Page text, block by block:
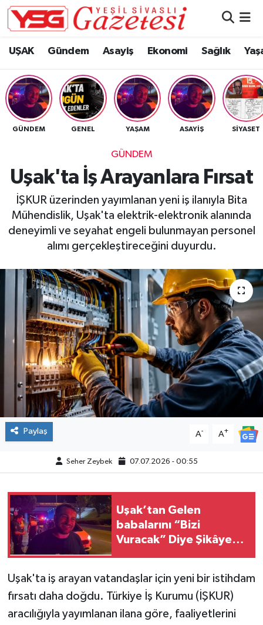
UŞAK Gündem Asayiş Ekonomi Sağlık
GÜNDEM GENEL YAŞAM ASAYIŞ SIYASET
GÜNDEM
Uşak'ta İş Arayanlara Fırsat
İŞKUR üzerinden yayımlanan yeni iş ilanıyla Bita
Mühendislik, Uşak'ta elektrik-elektronik alanında
deneyimli ve seyahat engeli bulunmayan personel
alımı gerçekleştireceğini duyurdu.
Paylaş A- A+
Seher Zeybek 07.07.2026 - 00:55
Uşak’tan Gelen
babalarını “Bizi
Vuracak” Diye Şikâyet
Uşak'ta iş arayan vatandaşlar için yeni bir istihdam
fırsatı daha doğdu. Türkiye İş Kurumu (İŞKUR)
aracılığıyla yayımlanan ilana göre, faaliyetlerini
Hava Durumu
Namaz Vakitleri
Trafik Durumu
Süper Lig Puan Durumu ve Fikstür
Tüm Manşetler
Son Dakika Haberleri
Haber Arşivi